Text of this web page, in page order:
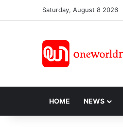
Saturday, August 8 2026
HOME NEWS